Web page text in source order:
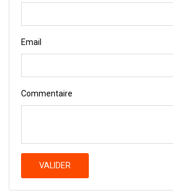
Email
Commentaire
VALIDER